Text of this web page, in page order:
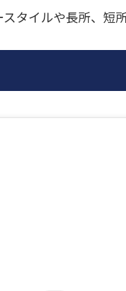
タイルや長所、短